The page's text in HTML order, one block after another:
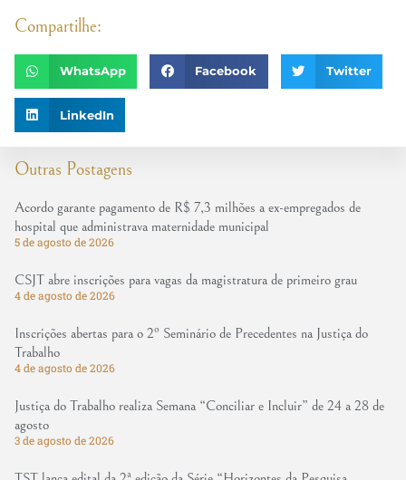
Outras Postagens
Acordo garante pagamento de R$ 7,3 milhões a ex-empregados de
hospital que administrava maternidade municipal
5 de agosto de 2026
CSJT abre inscrições para vagas da magistratura de primeiro grau
4 de agosto de 2026
Inscrições abertas para o 2º Seminário de Precedentes na Justiça do
Trabalho
4 de agosto de 2026
Justiça do Trabalho realiza Semana “Conciliar e Incluir” de 24 a 28 de
agosto
3 de agosto de 2026
Compartilhe:
WhatsApp Facebook Twitter
LinkedIn